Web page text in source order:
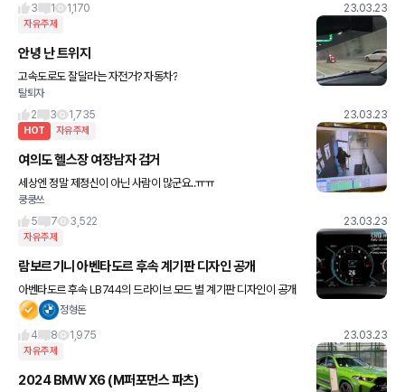
3
1 1,170 23.03.23
자유주제
안녕 난 트위지
고속도로도 잘달라는 자전거? 자동차?
탈퇴자
2
3 1,735 23.03.23
HOT 자유주제
여의도 헬스장 여장남자 검거
세상엔 정말 제정신이 아닌 사람이 많군요..ㅠㅠ
쿵쿵쓰
5
7 3,522 23.03.23
자유주제
람보르기니 아벤타도르 후속 계기판 디자인 공개
아벤타도르 후속 LB744의 드라이브 모드 별 계기판 디자인이 공개
되었네요 1. Citta Hybrid (시티 하이브리드 모드) -> 데일리 + 컴포정형돈
4
8 1,975 23.03.23
자유주제
2024 BMW X6 (M퍼포먼스 파츠)